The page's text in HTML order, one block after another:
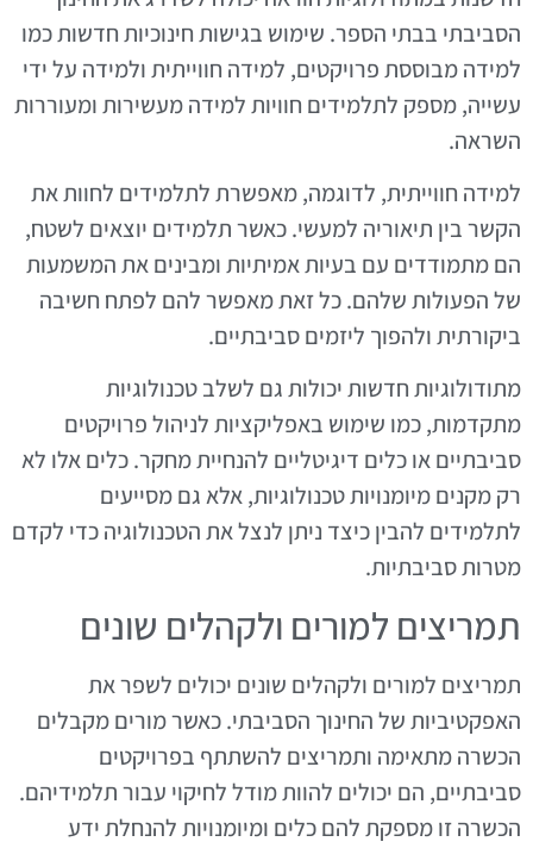
הסביבתי בבתי הספר. שימוש בגישות חינוכיות חדשות כמו
למידה מבוססת פרויקטים, למידה חווייתית ולמידה על ידי
עשייה, מספק לתלמידים חוויות למידה מעשירות ומעוררות
השראה.
למידה חווייתית, לדוגמה, מאפשרת לתלמידים לחוות את
הקשר בין תיאוריה למעשי. כאשר תלמידים יוצאים לשטח,
הם מתמודדים עם בעיות אמיתיות ומבינים את המשמעות
של הפעולות שלהם. כל זאת מאפשר להם לפתח חשיבה
ביקורתית ולהפוך ליזמים סביבתיים.
מתודולוגיות חדשות יכולות גם לשלב טכנולוגיות
מתקדמות, כמו שימוש באפליקציות לניהול פרויקטים
סביבתיים או כלים דיגיטליים להנחיית מחקר. כלים אלו לא
רק מקנים מיומנויות טכנולוגיות, אלא גם מסייעים
לתלמידים להבין כיצד ניתן לנצל את הטכנולוגיה כדי לקדם
מטרות סביבתיות.
תמריצים למורים ולקהלים שונים
תמריצים למורים ולקהלים שונים יכולים לשפר את
האפקטיביות של החינוך הסביבתי. כאשר מורים מקבלים
הכשרה מתאימה ותמריצים להשתתף בפרויקטים
סביבתיים, הם יכולים להוות מודל לחיקוי עבור תלמידיהם.
הכשרה זו מספקת להם כלים ומיומנויות להנחלת ידע